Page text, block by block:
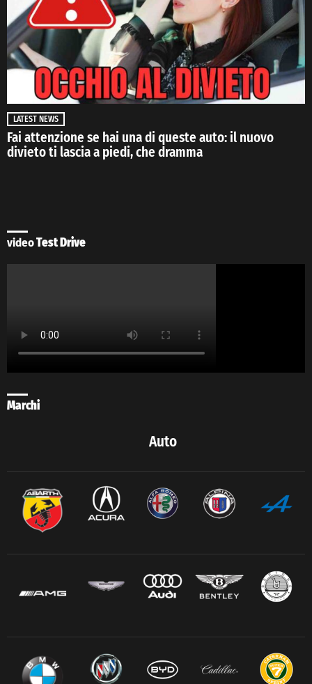
LATEST NEWS
Fai attenzione se hai una di queste auto: il nuovo
divieto ti lascia a piedi, che dramma
videoTest Drive
Marchi
Auto